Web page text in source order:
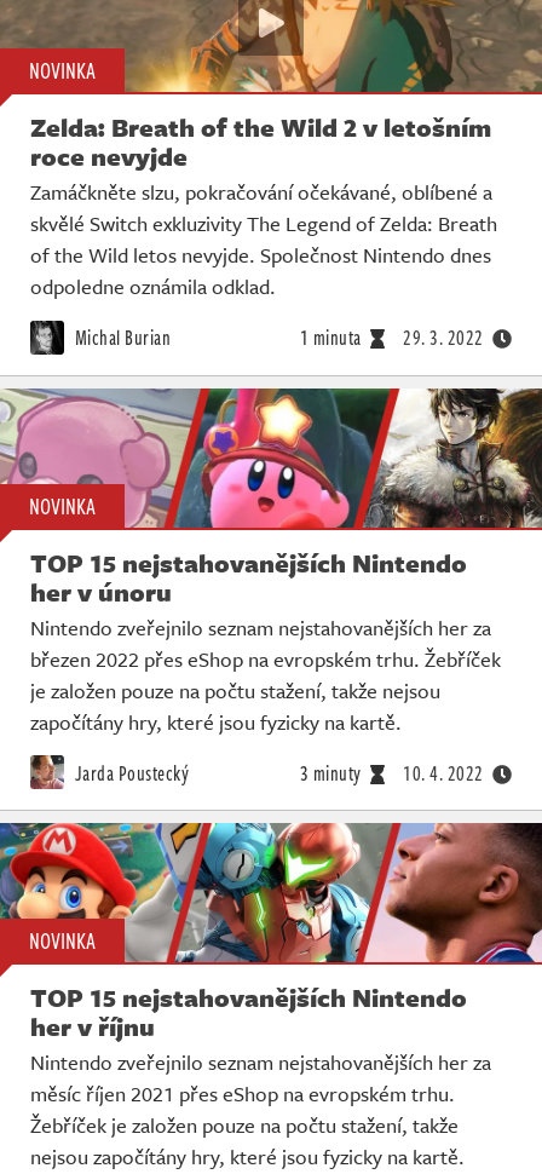
NOVINKA
Zelda: Breath of the Wild 2 v letošním
roce nevyjde
Zamáčkněte slzu, pokračování očekávané, oblíbené a
skvělé Switch exkluzivity The Legend of Zelda: Breath
of the Wild letos nevyjde. Společnost Nintendo dnes
odpoledne oznámila odklad.
Michal Burian 1 minuta 29. 3. 2022
NOVINKA
TOP 15 nejstahovanějších Nintendo
her v únoru
Nintendo zveřejnilo seznam nejstahovanějších her za
březen 2022 přes eShop na evropském trhu. Žebříček
je založen pouze na počtu stažení, takže nejsou
započítány hry, které jsou fyzicky na kartě.
Jarda Poustecký 3 minuty 10. 4. 2022
NOVINKA
TOP 15 nejstahovanějších Nintendo
her v říjnu
Nintendo zveřejnilo seznam nejstahovanějších her za
měsíc říjen 2021 přes eShop na evropském trhu.
Žebříček je založen pouze na počtu stažení, takže
nejsou započítány hry, které jsou fyzicky na kartě.